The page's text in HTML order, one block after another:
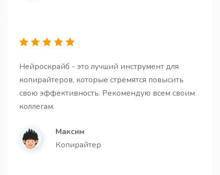
Заключение для статьи
читателя к действию.
Нейроскрайб - это лучший инструмент для
копирайтеров, которые стремятся повысить
свою эффективность. Рекомендую всем своим
коллегам.
Максим
Копирайтер